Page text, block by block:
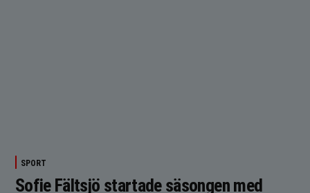
SPORT
Sofie Fältsjö startade säsongen med